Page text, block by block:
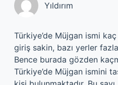
Yıldırım
Türkiye’de Müjgan ismi
giriş sakin, bazı yerler
Bence burada gözden
Türkiye’de Müjgan ismini